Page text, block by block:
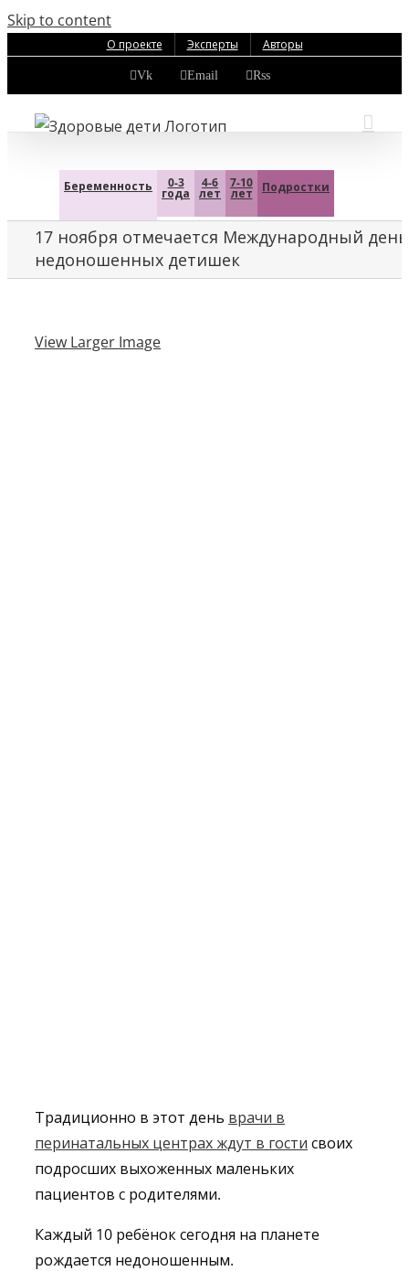
Skip to content
О проекте Эксперты Авторы
Vk Email Rss
Беременность 0-3
года
4-6
лет
7-10
лет Подростки
17 ноября отмечается Международный день
недоношенных детишек
View Larger Image
Традиционно в этот день врачи в
перинатальных центрах ждут в гости своих
подросших выхоженных маленьких
пациентов с родителями.
Каждый 10 ребёнок сегодня на планете
рождается недоношенным.